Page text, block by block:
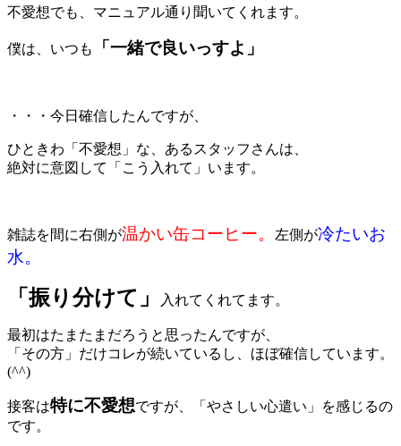
不愛想でも、マニュアル通り聞いてくれます。
僕は、いつも 「一緒で良いっすよ」
・・・今日確信したんですが、
ひときわ「不愛想」な、あるスタッフさんは、
絶対に意図して「こう入れて」います。
雑誌を間に右側が温かい缶コーヒー。 左側が冷たいお
水。
「振り分けて」 入れてくれてます。
最初はたまたまだろうと思ったんですが、
「その方」だけコレが続いているし、ほぼ確信しています。
(^^)
接客は特に不愛想ですが、「やさしい心遣い」を感じるの
です。